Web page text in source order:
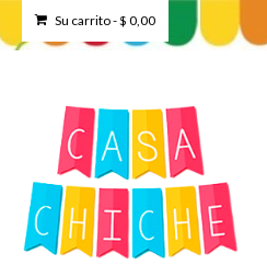
Su carrito-$ 0,00